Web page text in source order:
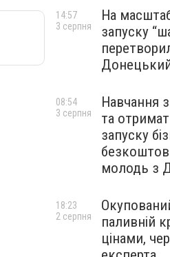
На
запуску
14:57
3 серпня
Навчання
та
запуску
молодь з
08:54
3 серпня
паливній
цінами,
18:23
2 серпня